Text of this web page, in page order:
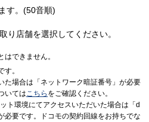
す。(50音順)
り店舗を選択してください。
できません。
。
た場合は「ネットワーク暗証番号」が必要
いてはこちら をご確認ください。
ト環境にてアクセスいただいた場合は「d
必要です。ドコモの契約回線をお持ちでな